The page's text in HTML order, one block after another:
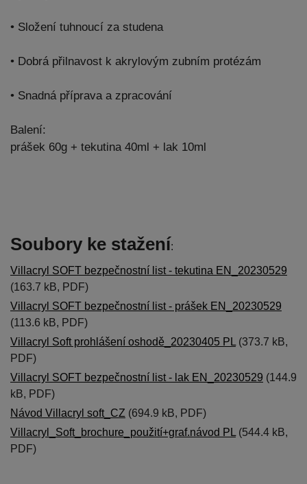
• Složení tuhnoucí za studena
• Dobrá přilnavost k akrylovým zubním protézám
• Snadná příprava a zpracování
Balení:
prášek 60g + tekutina 40ml + lak 10ml
Soubory ke stažení:
Villacryl SOFT bezpečnostní list - tekutina EN_20230529
(163.7 kB, PDF)
Villacryl SOFT bezpečnostní list - prášek EN_20230529
(113.6 kB, PDF)
Villacryl Soft prohlášení oshodě_20230405 PL (373.7 kB,
PDF)
Villacryl SOFT bezpečnostní list - lak EN_20230529 (144.9
kB, PDF)
Návod Villacryl soft_CZ (694.9 kB, PDF)
Villacryl_Soft_brochure_použití+graf.návod PL (544.4 kB,
PDF)